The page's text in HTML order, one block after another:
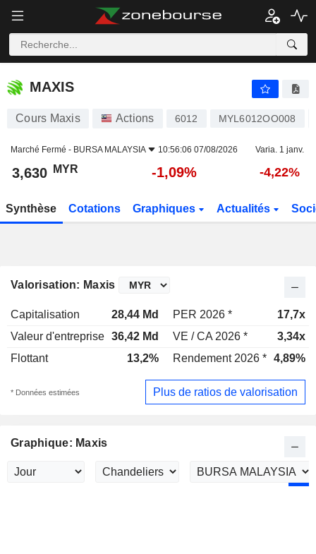
MAXIS
MAXIS
Cours Maxis Actions 6012 MYL6012OO008
Marché Fermé - BURSA MALAYSIA 10:56:06 07/08/2026 Varia. 1 janv.
3,630 MYR -1,09% -4,22%
Synthèse Cotations Graphiques Actualités
Valorisation: Maxis
Capitalisation 28,44 Md PER 2026 *
17,7x
Valeur d'entreprise 36,42 Md VE / CA 2026 *
3,34x
Flottant
13,2% Rendement 2026 * 4,89%
* Données estimées Plus de ratios de valorisation
Graphique: Maxis